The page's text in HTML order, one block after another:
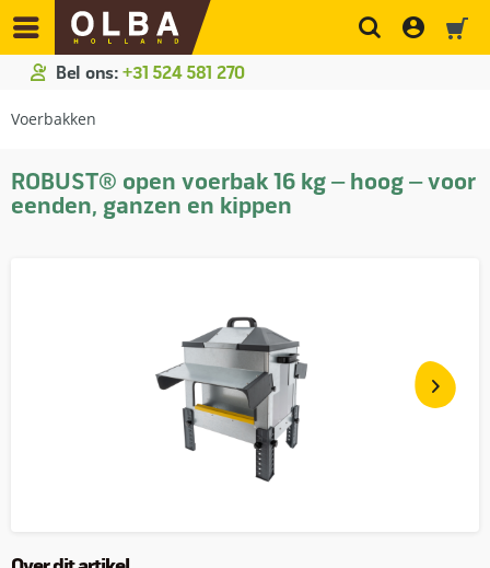
Bel ons: +31 524 581 270
Voerbakken
ROBUST® open voerbak 16 kg – hoog – voor
eenden, ganzen en kippen